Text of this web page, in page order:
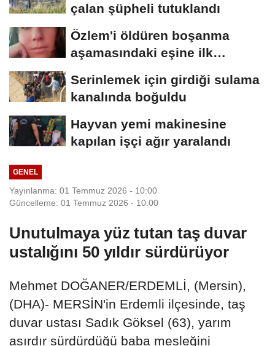
çalan şüpheli tutuklandı
Özlem'i öldüren boşanma
aşamasındaki eşine ilk
Serinlemek için girdiği sulama
kanalında boğuldu
Hayvan yemi makinesine
kapılan işçi ağır yaralandı
GENEL
Yayınlanma: 01 Temmuz 2026 - 10:00
Güncelleme: 01 Temmuz 2026 - 10:00
Unutulmaya yüz tutan taş duvar
ustalığını 50 yıldır sürdürüyor
Mehmet DOĞANER/ERDEMLİ, (Mersin),
(DHA)- MERSİN'in Erdemli ilçesinde, taş
duvar ustası Sadık Göksel (63), yarım
asırdır sürdürdüğü baba mesleğini